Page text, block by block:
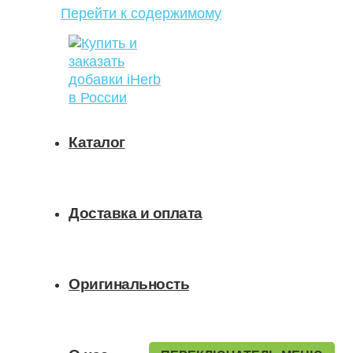
Перейти к содержимому
Каталог
Доставка и оплата
Оригинальность